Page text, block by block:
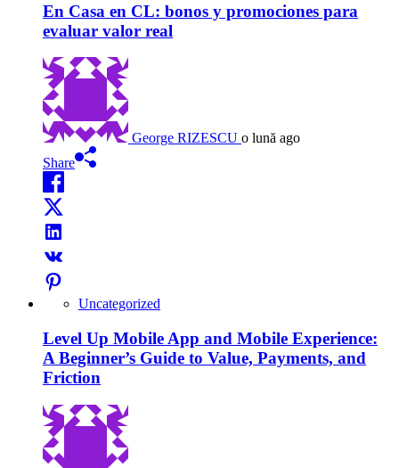
En Casa en CL: bonos y promociones para
evaluar valor real
George RIZESCU o lună ago
Share
Uncategorized
Level Up Mobile App and Mobile Experience:
A Beginner’s Guide to Value, Payments, and
Friction